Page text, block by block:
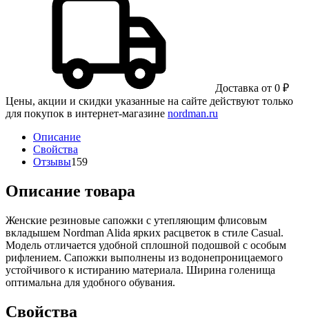
Доставка от 0 ₽
Цены, акции и скидки указанные на сайте действуют только
для покупок в интернет-магазине nordman.ru
Описание
Свойства
Отзывы159
Описание товара
Женские резиновые сапожки с утепляющим флисовым
вкладышем Nordman Alida ярких расцветок в стиле Casual.
Модель отличается удобной сплошной подошвой с особым
рифлением. Сапожки выполнены из водонепроницаемого
устойчивого к истиранию материала. Ширина голенища
оптимальна для удобного обувания.
Свойства